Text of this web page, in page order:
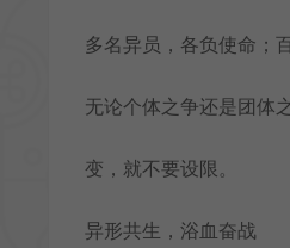
多名异员，各负使命；
无论个体之争还是团体
变，就不要设限。
异形共生，浴血奋战